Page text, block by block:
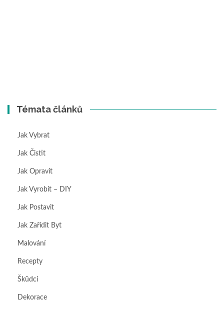
Témata článků
Jak Vybrat
Jak Čistit
Jak Opravit
Jak Vyrobit – DIY
Jak Postavit
Jak Zařídit Byt
Malování
Recepty
Škůdci
Dekorace